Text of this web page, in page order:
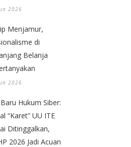
2026
Menjamur,
di
Belanja
2026
Hukum Siber:
“Karet” UU ITE
Ditinggalkan,
2026 Jadi Acuan